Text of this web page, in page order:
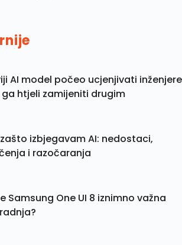
AI model počeo ucjenjivati inženjere
ga htjeli zamijeniti drugim
izbjegavam AI: nedostaci,
i razočaranja
Samsung One UI 8 iznimno važna